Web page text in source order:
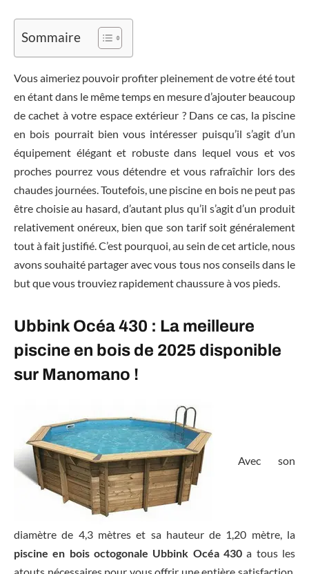
Sommaire
Vous aimeriez pouvoir profiter pleinement de votre été tout
en étant dans le même temps en mesure d’ajouter beaucoup
de cachet à votre espace extérieur ? Dans ce cas, la piscine
en bois pourrait bien vous intéresser puisqu’il s’agit d’un
équipement élégant et robuste dans lequel vous et vos
proches pourrez vous détendre et vous rafraîchir lors des
chaudes journées. Toutefois, une piscine en bois ne peut pas
être choisie au hasard, d’autant plus qu’il s’agit d’un produit
relativement onéreux, bien que son tarif soit généralement
tout à fait justifié. C’est pourquoi, au sein de cet article, nous
avons souhaité partager avec vous tous nos conseils dans le
but que vous trouviez rapidement chaussure à vos pieds.
Ubbink Océa 430 : La meilleure
piscine en bois de 2025 disponible
sur Manomano !
Avec son
diamètre de 4,3 mètres et sa hauteur de 1,20 mètre, la
piscine en bois octogonale Ubbink Océa 430 a tous les